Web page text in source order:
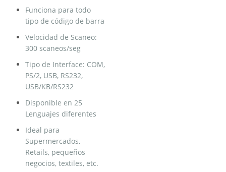
Funciona para todo
tipo de código de barra
Velocidad de Scaneo:
300 scaneos/seg
Tipo de Interface: COM,
PS/2, USB, RS232,
USB/KB/RS232
Disponible en 25
Lenguajes diferentes
Ideal para
Supermercados,
Retails, pequeños
negocios, textiles, etc.